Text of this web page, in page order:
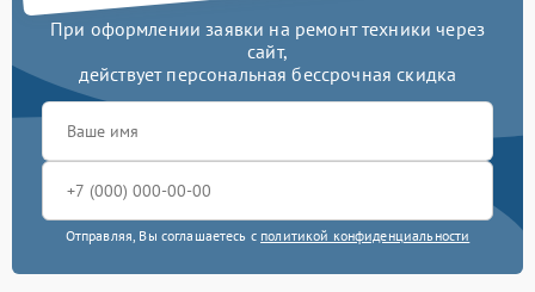
При оформлении заявки на ремонт техники через
сайт,
действует персональная бессрочная скидка
Отправляя, Вы соглашаетесь с политикой конфиденциальности